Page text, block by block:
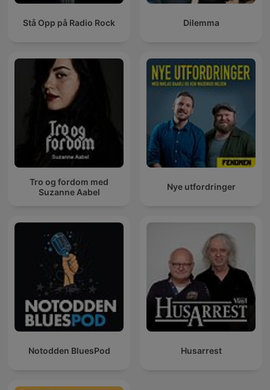
Stå Opp på Radio Rock Dilemma
Tro og fordom med
Suzanne Aabel
Nye utfordringer
Notodden BluesPod Husarrest